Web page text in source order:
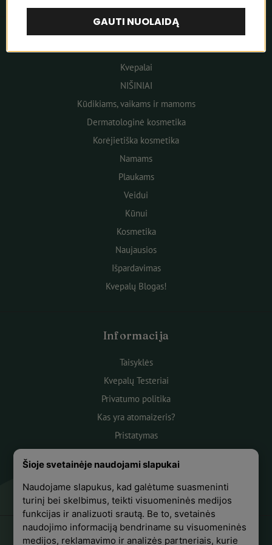
Kvepalai
NIŠINIAI
Kūdikiams, vaikams ir mamoms
Dermatologinė kosmetika
Korėjietiška kosmetika
Namams
Plaukams
Veidui
Kūnui
Kosmetika
Naujausios
Išpardavimas
Kvepalų Blogas!
Informacija
Taisyklės
Kvepalų Testeriai
Privatumo politika
Kas yra atomaizeris?
Pristatymas
Apie mus
Atsiliepimai
Šioje svetainėje naudojami slapukai
Naudojame slapukus, kad galėtume suasmeninti
turinį bei skelbimus, teikti visuomeninės medijos
funkcijas ir analizuoti srautą. Be to, svetainės
naudojimo informaciją bendriname su visuomeninės
medijos, reklamavimo ir analizės partneriais, kurie
GAUTI NUOLAIDĄ